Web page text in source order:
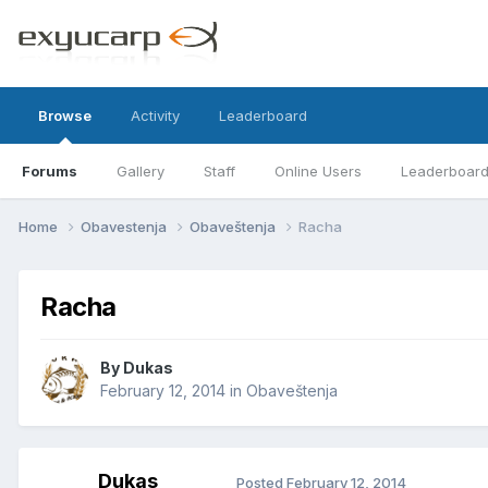
Browse
Forums Gallery Staff Online Users Leaderboard
Activity Leaderboard
Home Obavestenja Obaveštenja Racha
Racha
By Dukas
February 12, 2014 in Obaveštenja
Dukas Posted February 12, 2014